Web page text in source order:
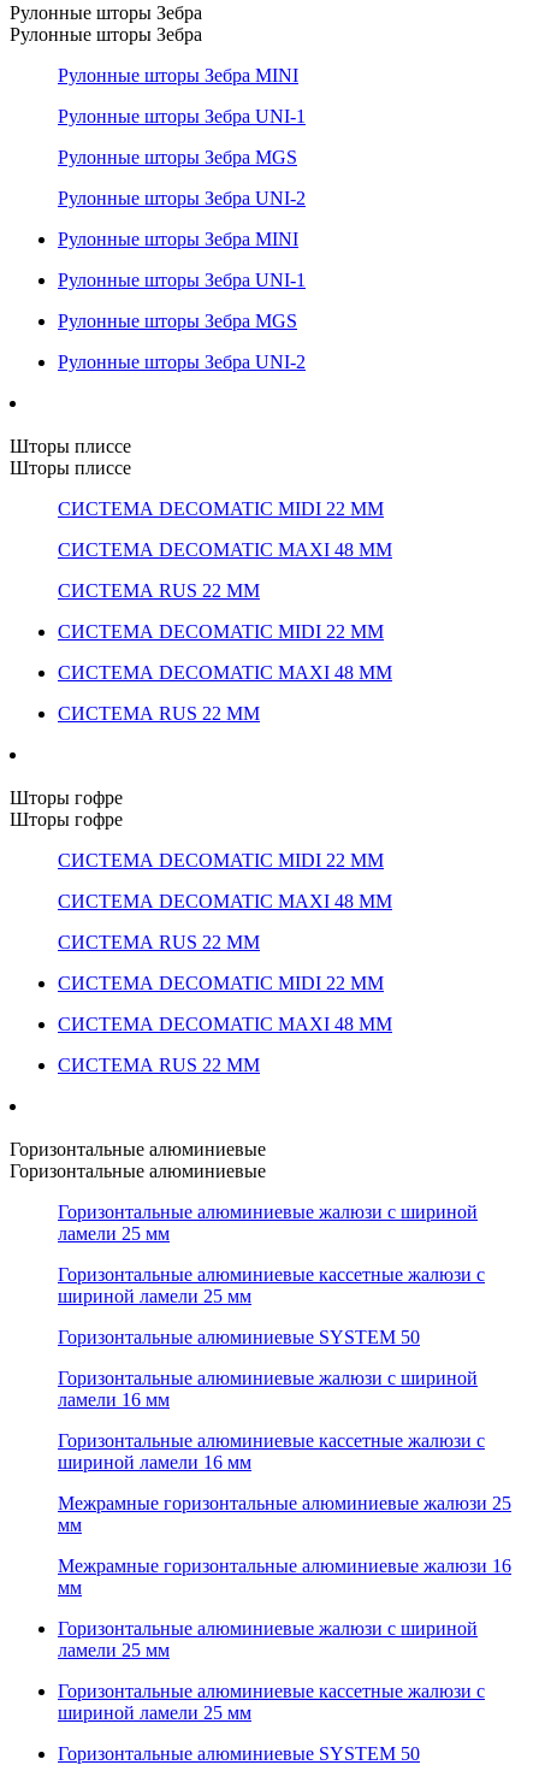
Рулонные шторы Зебра
Рулонные шторы Зебра
Рулонные шторы Зебра MINI
Рулонные шторы Зебра UNI-1
Рулонные шторы Зебра MGS
Рулонные шторы Зебра UNI-2
Рулонные шторы Зебра MINI
Рулонные шторы Зебра UNI-1
Рулонные шторы Зебра MGS
Рулонные шторы Зебра UNI-2
Шторы плиссе
Шторы плиссе
СИСТЕМА DECOMATIC MIDI 22 ММ
СИСТЕМА DECOMATIC MAXI 48 ММ
СИСТЕМА RUS 22 ММ
СИСТЕМА DECOMATIC MIDI 22 ММ
СИСТЕМА DECOMATIC MAXI 48 ММ
СИСТЕМА RUS 22 ММ
Шторы гофре
Шторы гофре
СИСТЕМА DECOMATIC MIDI 22 ММ
СИСТЕМА DECOMATIC MAXI 48 ММ
СИСТЕМА RUS 22 ММ
СИСТЕМА DECOMATIC MIDI 22 ММ
СИСТЕМА DECOMATIC MAXI 48 ММ
СИСТЕМА RUS 22 ММ
Горизонтальные алюминиевые
Горизонтальные алюминиевые
Горизонтальные алюминиевые жалюзи с шириной
ламели 25 мм
Горизонтальные алюминиевые кассетные жалюзи с
шириной ламели 25 мм
Горизонтальные алюминиевые SYSTEM 50
Горизонтальные алюминиевые жалюзи с шириной
ламели 16 мм
Горизонтальные алюминиевые кассетные жалюзи с
шириной ламели 16 мм
Межрамные горизонтальные алюминиевые жалюзи 25
мм
Межрамные горизонтальные алюминиевые жалюзи 16
мм
Горизонтальные алюминиевые жалюзи с шириной
ламели 25 мм
Горизонтальные алюминиевые кассетные жалюзи с
шириной ламели 25 мм
Горизонтальные алюминиевые SYSTEM 50